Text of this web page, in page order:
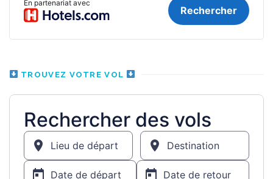
TROUVEZ VOTRE VOL